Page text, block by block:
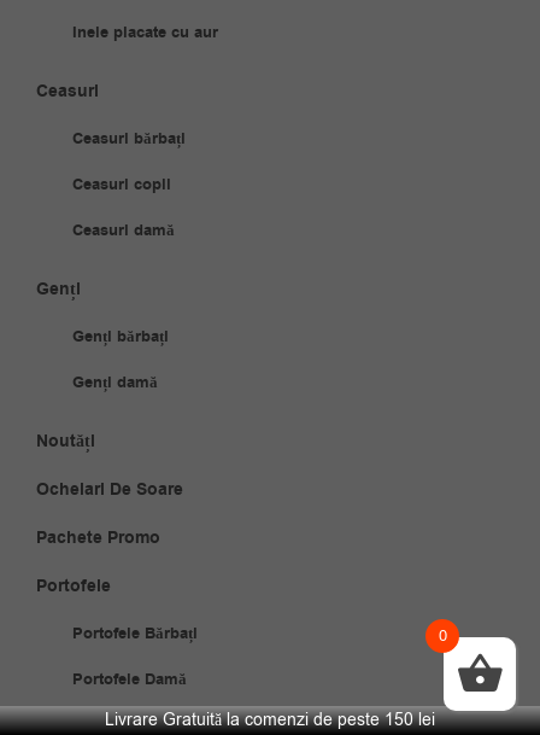
Inele placate cu aur
Ceasuri
Ceasuri bărbați
Ceasuri copii
Ceasuri damă
Genți
Genți bărbați
Genți damă
Noutăți
Ochelari De Soare
Pachete Promo
Portofele
Portofele Bărbați
Portofele Damă
0
Livrare Gratuită la comenzi de peste 150 lei